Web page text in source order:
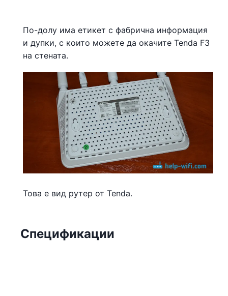
По-долу има етикет с фабрична информация
и дупки, с които можете да окачите Tenda F3
на стената.
Това е вид рутер от Tenda.
Спецификации